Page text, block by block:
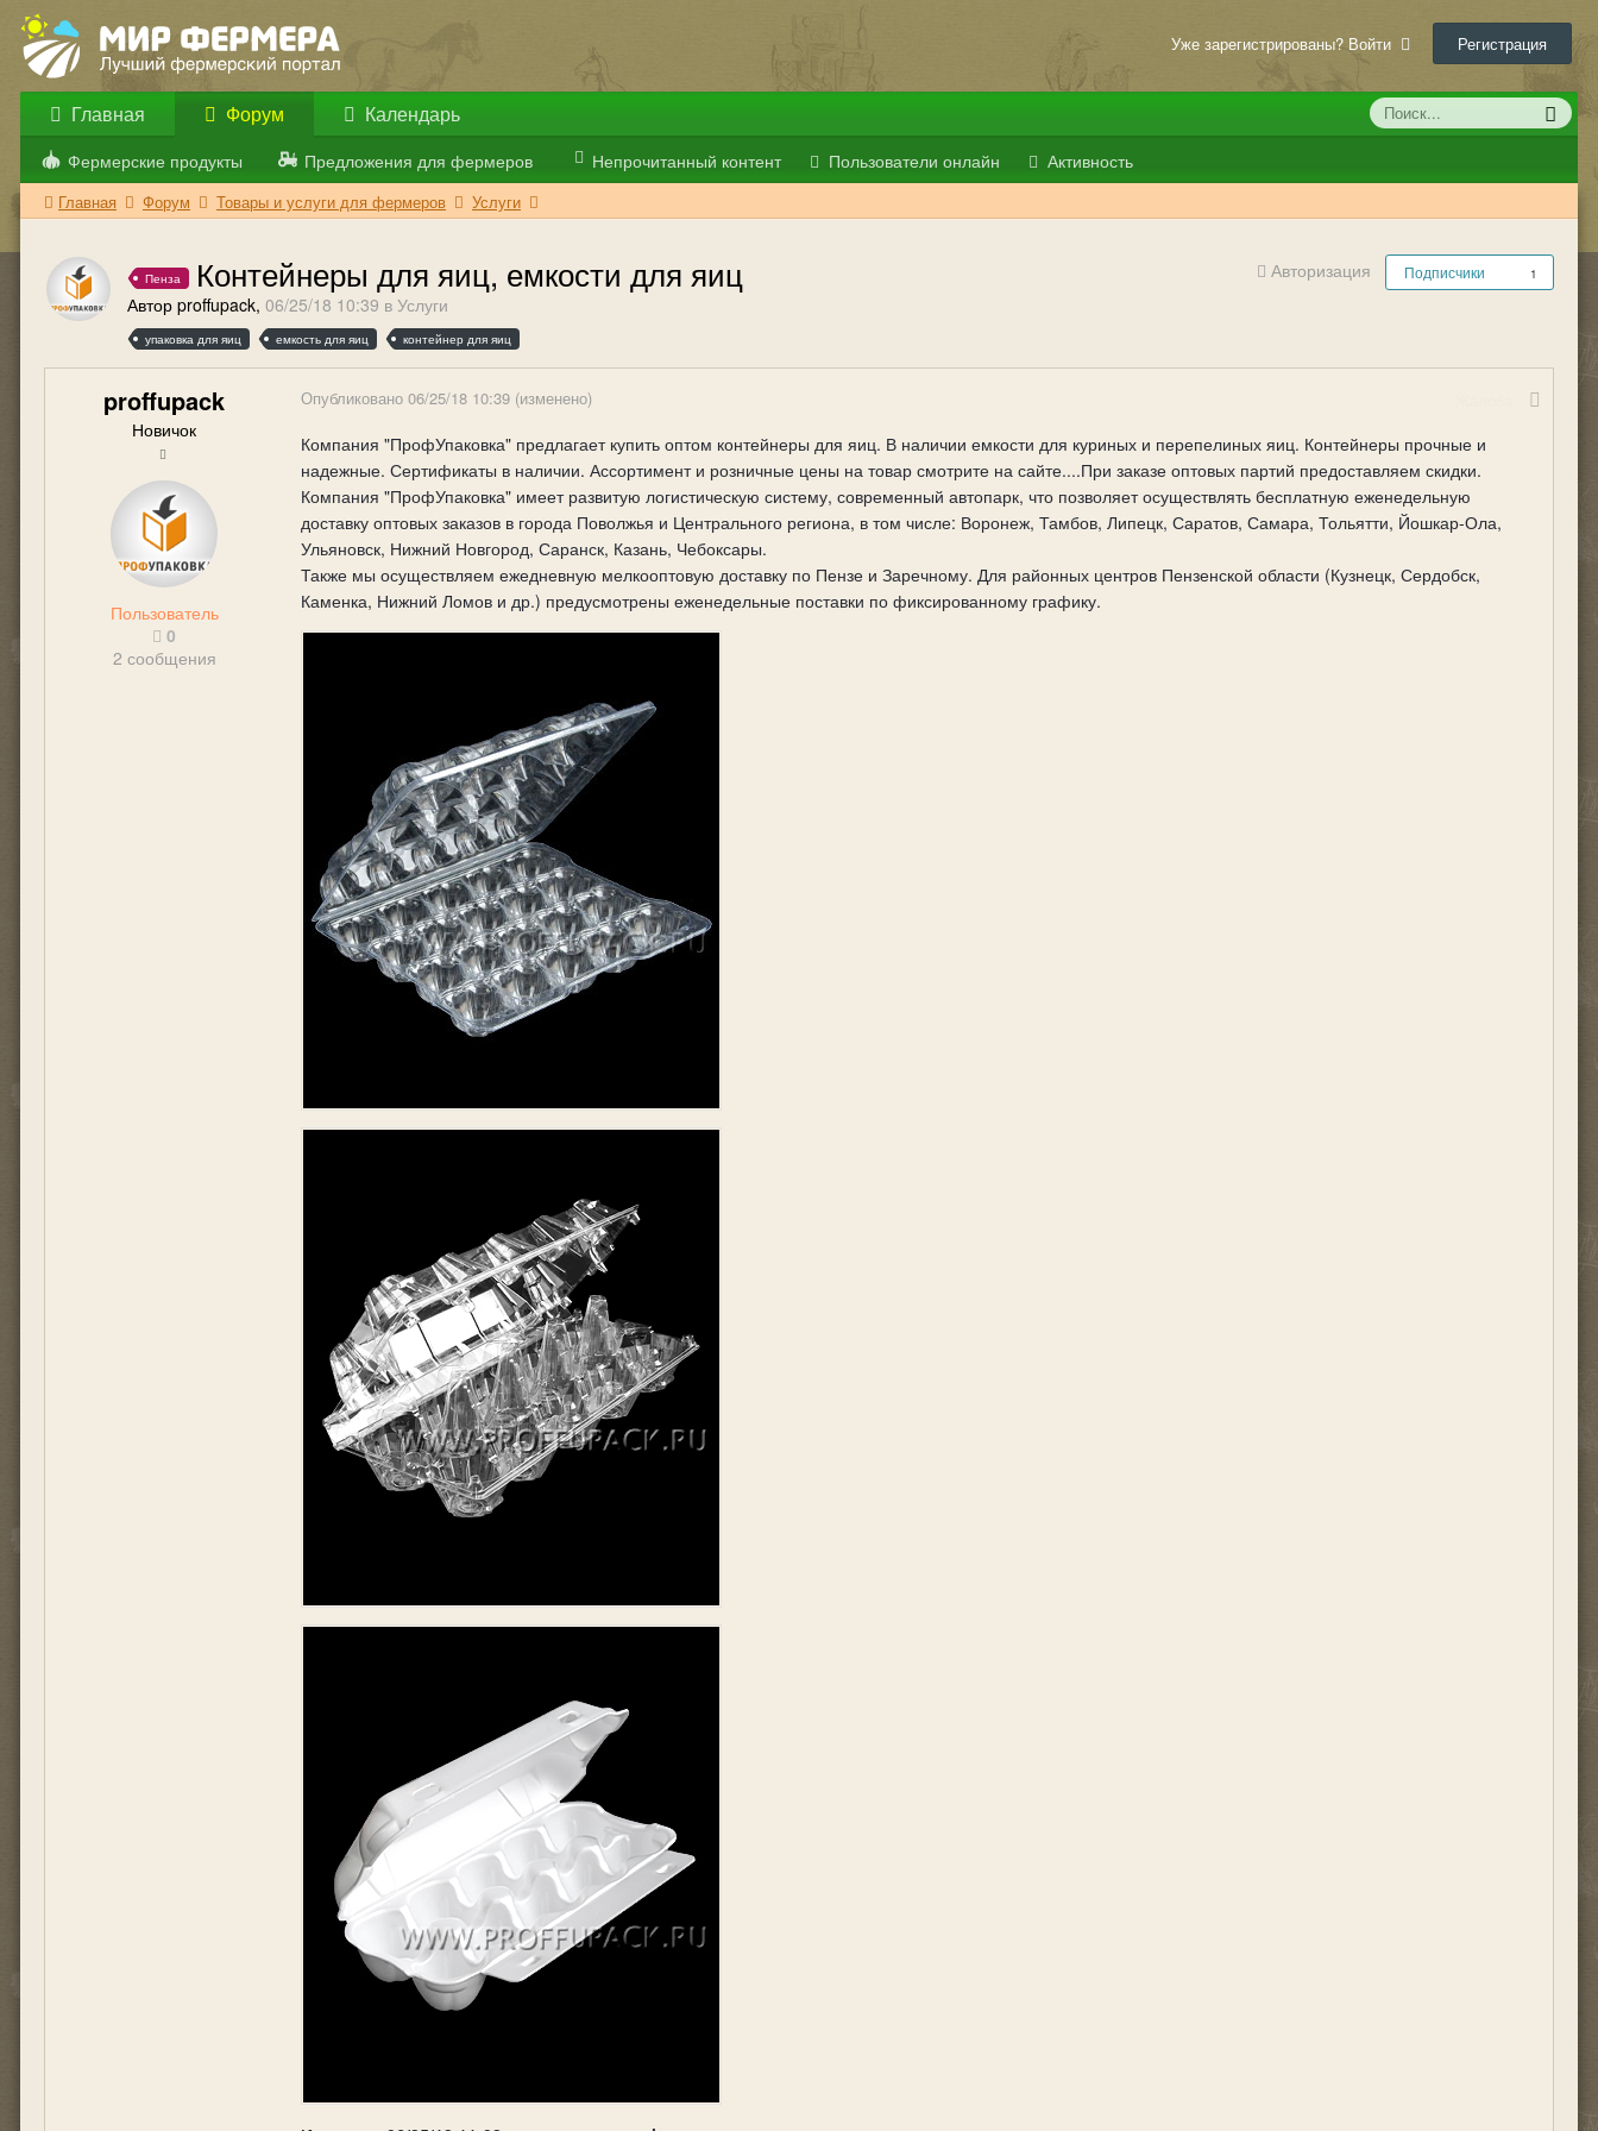
Уже зарегистрированы? Войти Регистрация
Главная Форум
Фермерские продукты Предложения для фермеров Непрочитанный контент Пользователи онлайн Активность
Календарь
Главная Форум Товары и услуги для фермеров Услуги
Авторизация Подписчики 1
Пенза Контейнеры для яиц, емкости для яиц
Автор proffupack, 06/25/18 10:39 в Услуги
упаковка для яиц емкость для яиц контейнер для яиц
proffupack
Новичок
Пользователь
0
2 сообщения
Опубликовано 06/25/18 10:39 (изменено)
Компания "ПрофУпаковка" предлагает купить оптом контейнеры для яиц. В наличии емкости для куриных и перепелиных яиц. Контейнеры прочные и
надежные. Сертификаты в наличии. Ассортимент и розничные цены на товар смотрите на сайте....При заказе оптовых партий предоставляем скидки.
Компания "ПрофУпаковка" имеет развитую логистическую систему, современный автопарк, что позволяет осуществлять бесплатную еженедельную
доставку оптовых заказов в города Поволжья и Центрального региона, в том числе: Воронеж, Тамбов, Липецк, Саратов, Самара, Тольятти, Йошкар-Ола,
Ульяновск, Нижний Новгород, Саранск, Казань, Чебоксары.
Также мы осуществляем ежедневную мелкооптовую доставку по Пензе и Заречному. Для районных центров Пензенской области (Кузнецк, Сердобск,
Каменка, Нижний Ломов и др.) предусмотрены еженедельные поставки по фиксированному графику.